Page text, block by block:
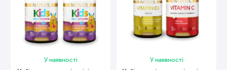
У наявності
У наявності